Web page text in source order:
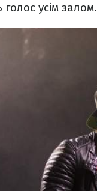
голос усім залом.